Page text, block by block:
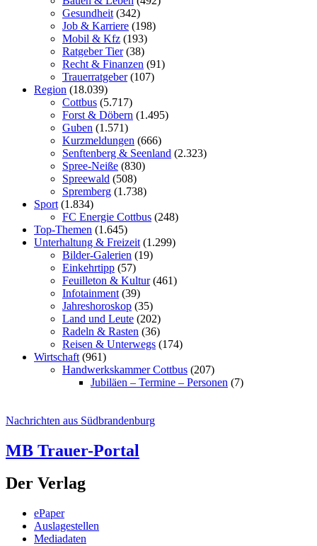
Gesundheit (342)
Job & Karriere (198)
Mobil & Kfz (193)
Ratgeber Tier(38)
Recht & Finanzen (91)
Trauerratgeber(107)
Region (18.039)
Cottbus (5.717)
Forst & Döbern (1.495)
Guben (1.571)
Kurzmeldungen (666)
Senftenberg & Seenland (2.323)
Spree-Neiße (830)
Spreewald (508)
Spremberg (1.738)
Sport (1.834)
FC Energie Cottbus (248)
Top-Themen (1.645)
Unterhaltung & Freizeit (1.299)
Bilder-Galerien (19)
Einkehrtipp (57)
Feuilleton & Kultur(461)
Infotainment (39)
Jahreshoroskop (35)
Land und Leute (202)
Radeln & Rasten (36)
Reisen & Unterwegs (174)
Wirtschaft (961)
Handwerkskammer Cottbus (207)
Jubiläen – Termine – Personen (7)
Nachrichten aus Südbrandenburg
MB Trauer-Portal
Der Verlag
ePaper
Auslagestellen
Mediadaten